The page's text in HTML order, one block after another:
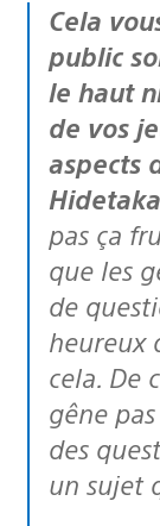
Cela vous dérange-t-il que le
public
le haut
de vos
aspects
pas ça
que les
de
heureux
cela. De
gêne
des
un sujet